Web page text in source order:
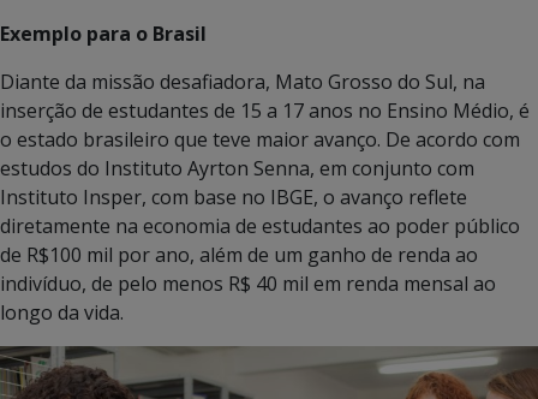
Exemplo para o Brasil
Diante da missão desafiadora, Mato Grosso do Sul, na
inserção de estudantes de 15 a 17 anos no Ensino Médio, é
o estado brasileiro que teve maior avanço. De acordo com
estudos do Instituto Ayrton Senna, em conjunto com
Instituto Insper, com base no IBGE, o avanço reflete
diretamente na economia de estudantes ao poder público
de R$100 mil por ano, além de um ganho de renda ao
indivíduo, de pelo menos R$ 40 mil em renda mensal ao
longo da vida.